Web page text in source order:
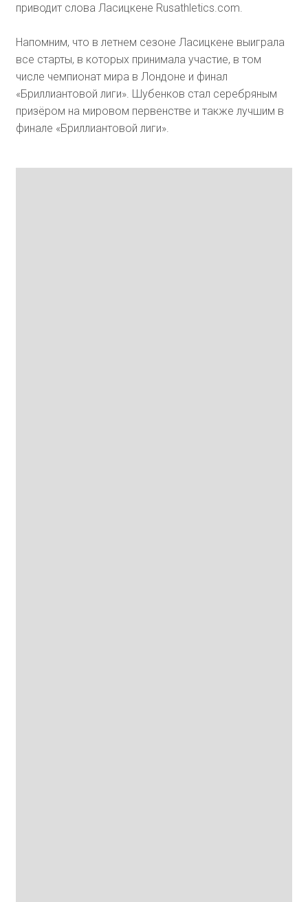
приводит слова Ласицкене Rusathletics.com.
Напомним, что в летнем сезоне Ласицкене выиграла
все старты, в которых принимала участие, в том
числе чемпионат мира в Лондоне и финал
«Бриллиантовой лиги». Шубенков стал серебряным
призёром на мировом первенстве и также лучшим в
финале «Бриллиантовой лиги».